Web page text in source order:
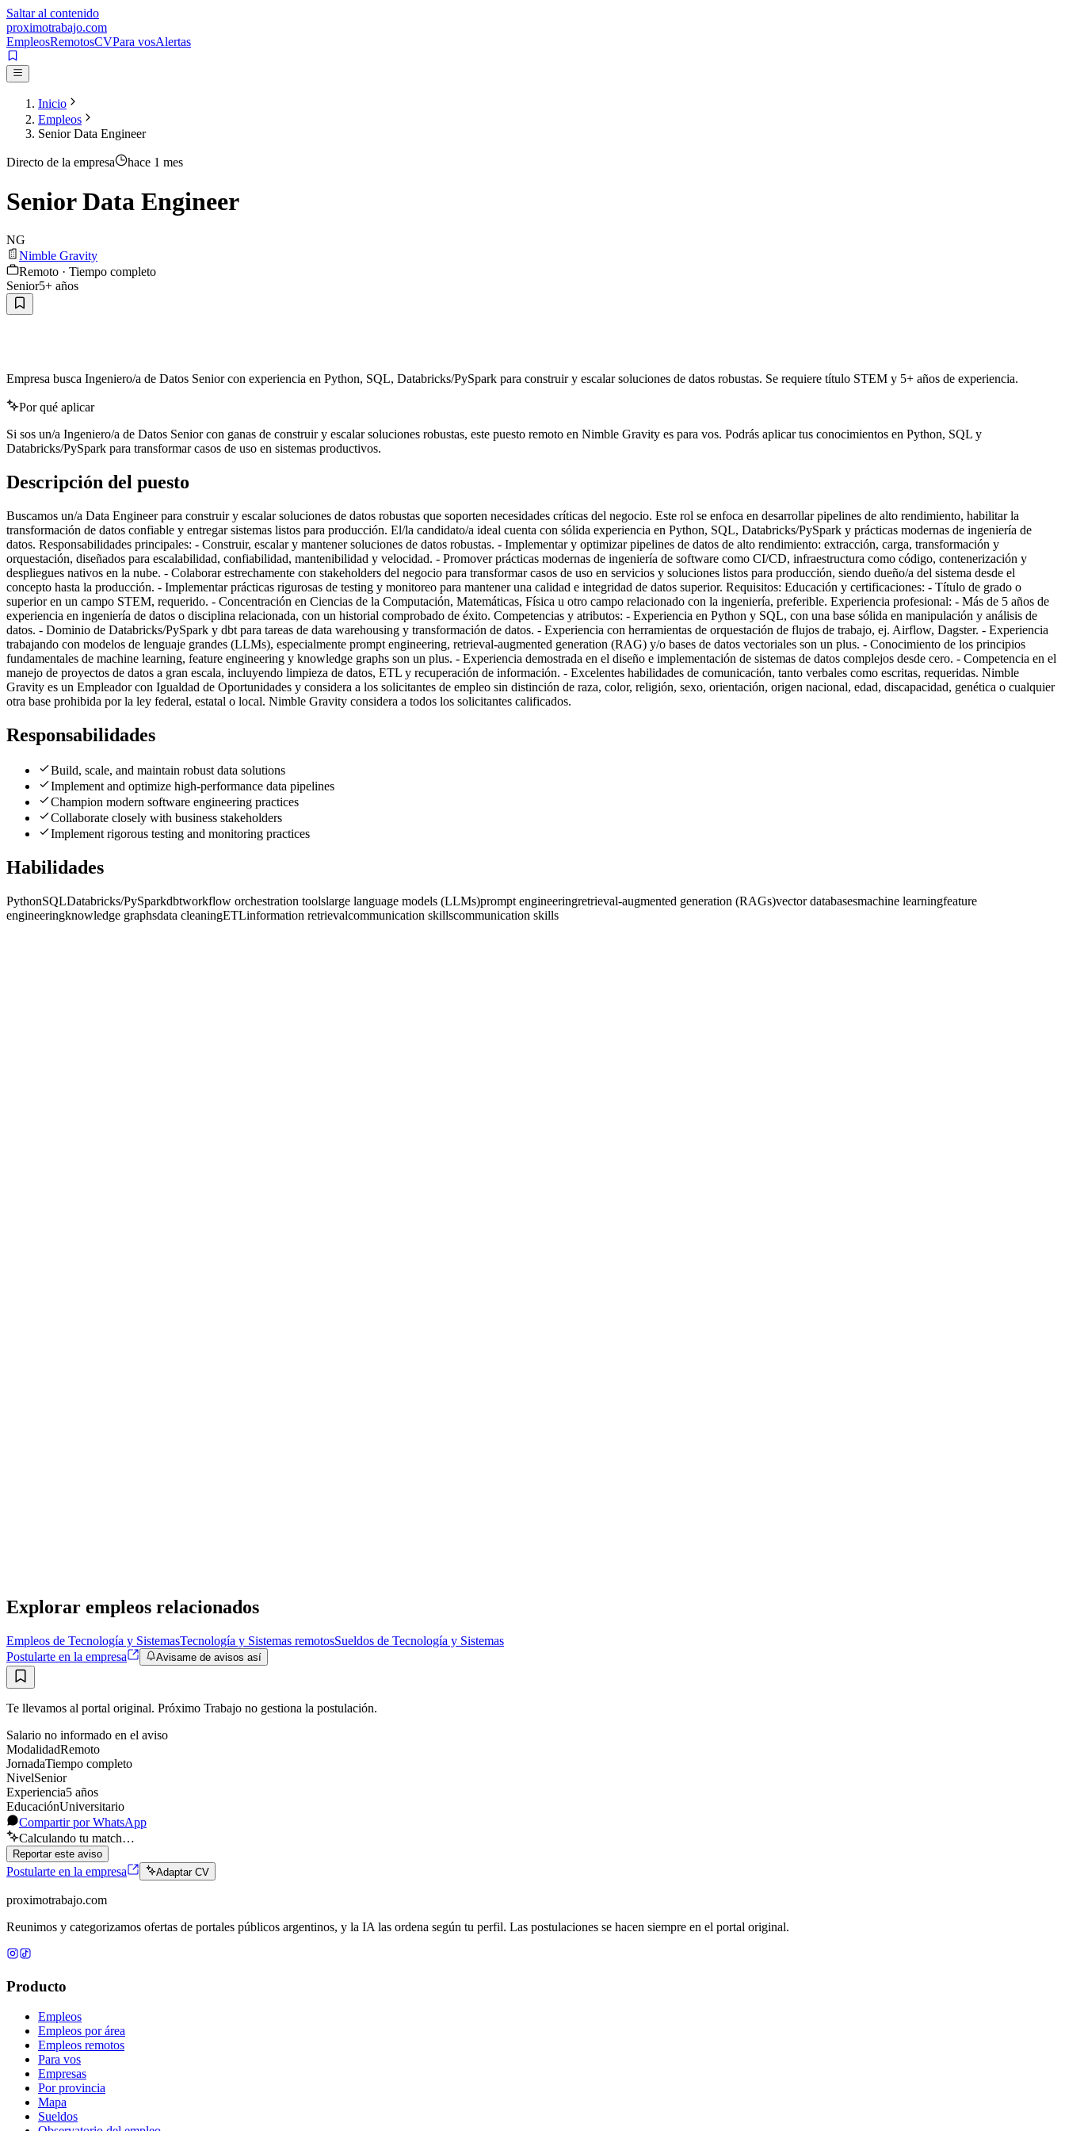
Saltar al contenido
proximotrabajo.com
EmpleosRemotosCVPara vosAlertas
Inicio
Empleos
Senior Data Engineer
Directo de la empresa hace 1 mes
Senior Data Engineer
NG
Nimble Gravity
Remoto · Tiempo completo
Senior5+ años
Empresa busca Ingeniero/a de Datos Senior con experiencia en Python, SQL, Databricks/PySpark para construir y escalar soluciones de datos robustas. Se requiere título STEM y 5+ años de experiencia.
Por qué aplicar
Si sos un/a Ingeniero/a de Datos Senior con ganas de construir y escalar soluciones robustas, este puesto remoto en Nimble Gravity es para vos. Podrás aplicar tus conocimientos en Python, SQL y
Databricks/PySpark para transformar casos de uso en sistemas productivos.
Descripción del puesto
Buscamos un/a Data Engineer para construir y escalar soluciones de datos robustas que soporten necesidades críticas del negocio. Este rol se enfoca en desarrollar pipelines de alto rendimiento, habilitar la
transformación de datos confiable y entregar sistemas listos para producción. El/la candidato/a ideal cuenta con sólida experiencia en Python, SQL, Databricks/PySpark y prácticas modernas de ingeniería de
datos. Responsabilidades principales: - Construir, escalar y mantener soluciones de datos robustas. - Implementar y optimizar pipelines de datos de alto rendimiento: extracción, carga, transformación y
orquestación, diseñados para escalabilidad, confiabilidad, mantenibilidad y velocidad. - Promover prácticas modernas de ingeniería de software como CI/CD, infraestructura como código, contenerización y
despliegues nativos en la nube. - Colaborar estrechamente con stakeholders del negocio para transformar casos de uso en servicios y soluciones listos para producción, siendo dueño/a del sistema desde el
concepto hasta la producción. - Implementar prácticas rigurosas de testing y monitoreo para mantener una calidad e integridad de datos superior. Requisitos: Educación y certificaciones: - Título de grado o
superior en un campo STEM, requerido. - Concentración en Ciencias de la Computación, Matemáticas, Física u otro campo relacionado con la ingeniería, preferible. Experiencia profesional: - Más de 5 años de
experiencia en ingeniería de datos o disciplina relacionada, con un historial comprobado de éxito. Competencias y atributos: - Experiencia en Python y SQL, con una base sólida en manipulación y análisis de
datos. - Dominio de Databricks/PySpark y dbt para tareas de data warehousing y transformación de datos. - Experiencia con herramientas de orquestación de flujos de trabajo, ej. Airflow, Dagster. - Experiencia
trabajando con modelos de lenguaje grandes (LLMs), especialmente prompt engineering, retrieval-augmented generation (RAG) y/o bases de datos vectoriales son un plus. - Conocimiento de los principios
fundamentales de machine learning, feature engineering y knowledge graphs son un plus. - Experiencia demostrada en el diseño e implementación de sistemas de datos complejos desde cero. - Competencia en el
manejo de proyectos de datos a gran escala, incluyendo limpieza de datos, ETL y recuperación de información. - Excelentes habilidades de comunicación, tanto verbales como escritas, requeridas. Nimble
Gravity es un Empleador con Igualdad de Oportunidades y considera a los solicitantes de empleo sin distinción de raza, color, religión, sexo, orientación, origen nacional, edad, discapacidad, genética o cualquier
otra base prohibida por la ley federal, estatal o local. Nimble Gravity considera a todos los solicitantes calificados.
Responsabilidades
Build, scale, and maintain robust data solutions
Implement and optimize high-performance data pipelines
Champion modern software engineering practices
Collaborate closely with business stakeholders
Implement rigorous testing and monitoring practices
Habilidades
PythonSQLDatabricks/PySparkdbtworkflow orchestration toolslarge language models (LLMs)prompt engineeringretrieval-augmented generation (RAGs)vector databasesmachine learningfeature
engineeringknowledge graphsdata cleaningETLinformation retrievalcommunication skillscommunication skills
Explorar empleos relacionados
Empleos de Tecnología y SistemasTecnología y Sistemas remotosSueldos de Tecnología y Sistemas
Postularte en la empresa
Avisame de avisos así
Te llevamos al portal original. Próximo Trabajo no gestiona la postulación.
Salario no informado en el aviso
ModalidadRemoto
JornadaTiempo completo
NivelSenior
Experiencia5 años
EducaciónUniversitario
Compartir por WhatsApp
Calculando tu match…
Reportar este aviso
Postularte en la empresa Adaptar CV
proximotrabajo.com
Reunimos y categorizamos ofertas de portales públicos argentinos, y la IA las ordena según tu perfil. Las postulaciones se hacen siempre en el portal original.
Producto
Empleos
Empleos por área
Empleos remotos
Para vos
Empresas
Por provincia
Mapa
Sueldos